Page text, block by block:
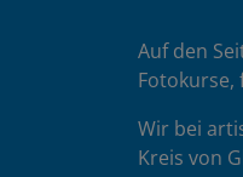
Auf den
Fotokurse,
Wir bei
Kreis von